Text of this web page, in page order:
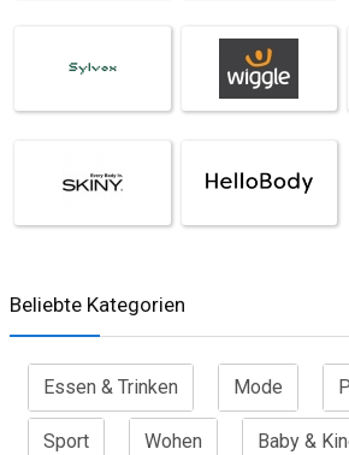
Beliebte Kategorien
Essen & Trinken Mode
Sport Wohen Baby &